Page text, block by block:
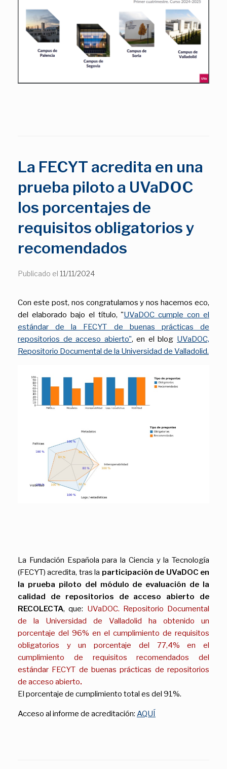
La FECYT acredita en una
prueba piloto a UVaDOC
los porcentajes de
requisitos obligatorios y
recomendados
Publicado el 11/11/2024
Con este post, nos congratulamos y nos hacemos eco,
del elaborado bajo el título, "UVaDOC cumple con el
estándar de la FECYT de buenas prácticas de
repositorios de acceso abierto", en el blog UVaDOC,
Repositorio Documental de la Universidad de Valladolid.
La Fundación Española para la Ciencia y la Tecnología
(FECYT) acredita, tras la participación de UVaDOC en
la prueba piloto del módulo de evaluación de la
calidad de repositorios de acceso abierto de
RECOLECTA, que: UVaDOC. Repositorio Documental
de la Universidad de Valladolid ha obtenido un
porcentaje del 96% en el cumplimiento de requisitos
obligatorios y un porcentaje del 77,4% en el
cumplimiento de requisitos recomendados del
estándar FECYT de buenas prácticas de repositorios
de acceso abierto.
El porcentaje de cumplimiento total es del 91%.
Acceso al informe de acreditación: AQUÍ